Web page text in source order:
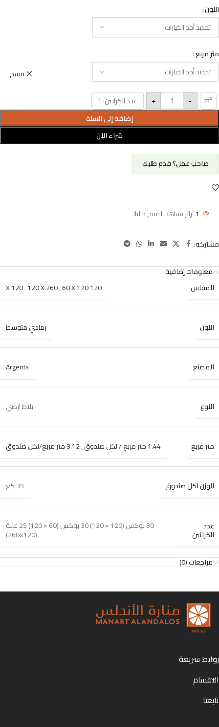
اللون
متر مربع
مسح
m²
-
+
عدد الكراتين: 1
إضافة إلى السلة
شراء الآن
صاحب عمل؟ قدم طلبك
1 زائر يشاهد المنتج حاليا!
مشاركة:
معلومات إضافية
المقاس
120 X 120
,120 X 260,60 X 120
اللون رمادي متوسط
المصنع Argenta
النوع بلاط ارضي
متر مربع 1.44 متر مربع / لكل صندوق ,3.12 متر مربع/لكل صندوق
الوزن لكل صندوق 39 كغ
عدد
الكراتين
30 بوكس (120 × 120) 30 بوكس (60 × 120) 25 علبة
(120×260)
مراجعات (0)
روابط سريعة
الاقسام
تابعنا